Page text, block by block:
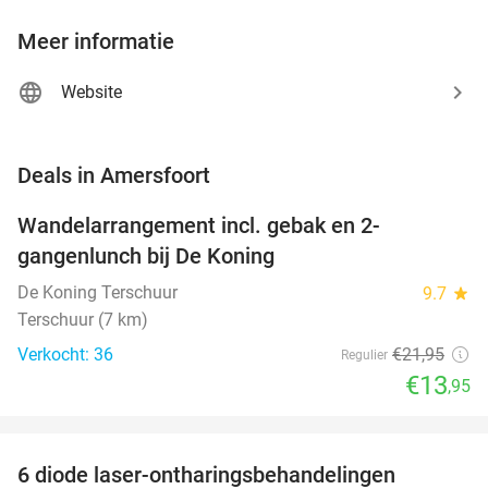
Meer informatie
Website
Deals in Amersfoort
TODAY
Wandelarrangement incl. gebak en 2-
gangenlunch bij De Koning
De Koning Terschuur 9.7 star
Terschuur (7 km)
Verkocht: 36
Regulier €21,95
€13,95
6 diode laser-ontharingsbehandelingen